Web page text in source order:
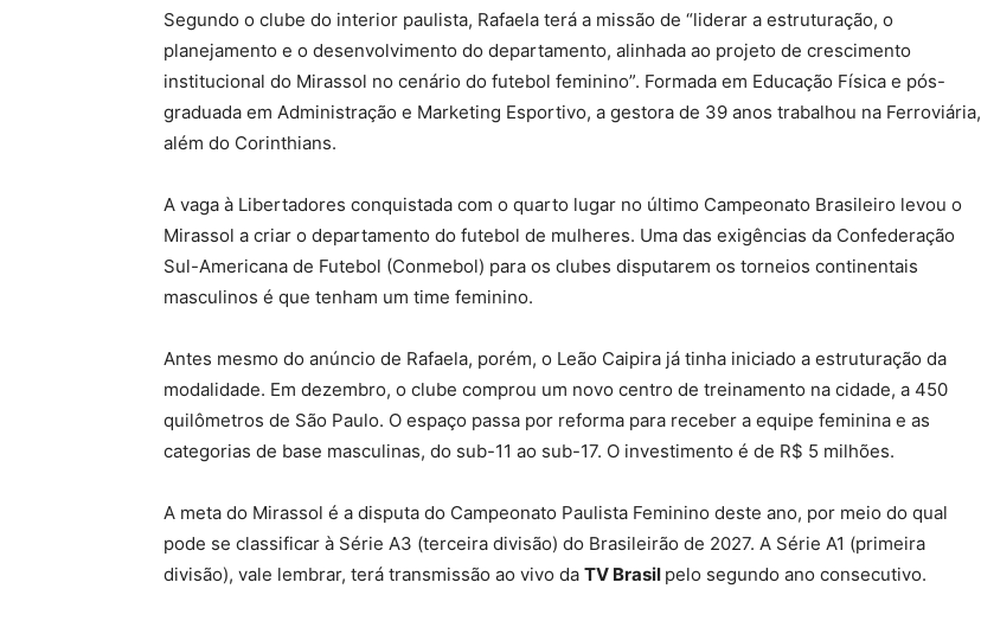
Segundo o clube do interior paulista, Rafaela terá a missão de “liderar a estruturação, o
planejamento e o desenvolvimento do departamento, alinhada ao projeto de crescimento
institucional do Mirassol no cenário do futebol feminino”. Formada em Educação Física e pós-
graduada em Administração e Marketing Esportivo, a gestora de 39 anos trabalhou na Ferroviária,
além do Corinthians.
A vaga à Libertadores conquistada com o quarto lugar no último Campeonato Brasileiro levou o
Mirassol a criar o departamento do futebol de mulheres. Uma das exigências da Confederação
Sul-Americana de Futebol (Conmebol) para os clubes disputarem os torneios continentais
masculinos é que tenham um time feminino.
Antes mesmo do anúncio de Rafaela, porém, o Leão Caipira já tinha iniciado a estruturação da
modalidade. Em dezembro, o clube comprou um novo centro de treinamento na cidade, a 450
quilômetros de São Paulo. O espaço passa por reforma para receber a equipe feminina e as
categorias de base masculinas, do sub-11 ao sub-17. O investimento é de R$ 5 milhões.
A meta do Mirassol é a disputa do Campeonato Paulista Feminino deste ano, por meio do qual
pode se classificar à Série A3 (terceira divisão) do Brasileirão de 2027. A Série A1 (primeira
divisão), vale lembrar, terá transmissão ao vivo da TV Brasil pelo segundo ano consecutivo.